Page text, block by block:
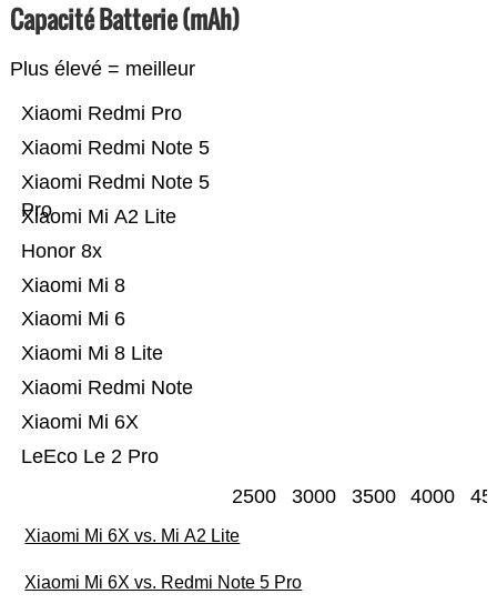
Capacité Batterie (mAh)
Plus élevé = meilleur
LeEco Le 2 Pro
Xiaomi Mi 6X
Xiaomi Redmi Note
Xiaomi Mi 8 Lite
Xiaomi Mi 6
Xiaomi Mi 8
Honor 8x
Xiaomi Mi A2 Lite
Xiaomi Redmi Note 5
Pro
Xiaomi Redmi Note 5
Xiaomi Redmi Pro
2500 3000 3500 4000
Xiaomi Mi 6X vs. Mi A2 Lite
Xiaomi Mi 6X vs. Redmi Note 5 Pro